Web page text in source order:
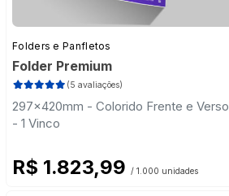
Folders e Panfletos
Folder Premium
(5 avaliações)
297x420mm - Colorido Frente e Verso
- 1 Vinco
R$ 1.823,99 / 1.000 unidades